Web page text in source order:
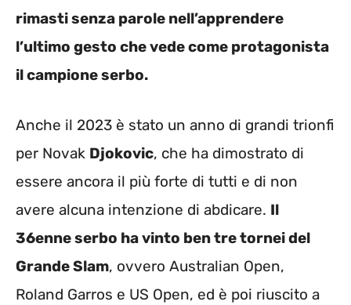
rimasti senza parole nell’apprendere
l’ultimo gesto che vede come protagonista
il campione serbo.
Anche il 2023 è stato un anno di grandi trionfi
per Novak Djokovic, che ha dimostrato di
essere ancora il più forte di tutti e di non
avere alcuna intenzione di abdicare. Il
36enne serbo ha vinto ben tre tornei del
Grande Slam, ovvero Australian Open,
Roland Garros e US Open, ed è poi riuscito a